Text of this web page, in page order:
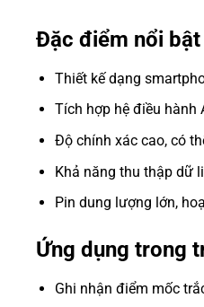
Đặc điểm nổi bật
Thiết kế dạng
Tích hợp hệ điều hành
Độ chính xác cao, có
Khả năng thu thập dữ
Pin dung lượng lớn,
Ứng dụng trong
Ghi nhận điểm mốc